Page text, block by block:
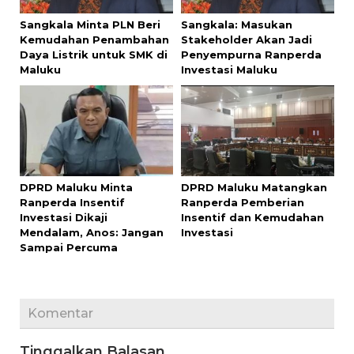
Sangkala Minta PLN Beri
Kemudahan Penambahan
Daya Listrik untuk SMK di
Maluku
Sangkala: Masukan
Stakeholder Akan Jadi
Penyempurna Ranperda
Investasi Maluku
DPRD Maluku Minta
Ranperda Insentif
Investasi Dikaji
Mendalam, Anos: Jangan
Sampai Percuma
DPRD Maluku Matangkan
Ranperda Pemberian
Insentif dan Kemudahan
Investasi
Komentar